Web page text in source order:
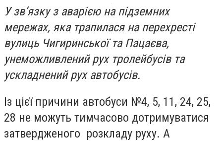
У зв’язку з аварією на підземних
мережах, яка трапилася на перехресті
вулиць Чигиринської та Пацаєва,
унеможливлений рух тролейбусів та
ускладнений рух автобусів.
Із цієї причини автобуси №4, 5, 11, 24, 25,
28 не можуть тимчасово дотримуватися
затвердженого розкладу руху. А